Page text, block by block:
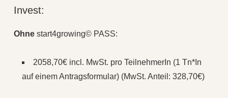
Invest:
Ohnestart4growing© PASS:
2058,70€ incl. MwSt. pro TeilnehmerIn (1 Tn*In
auf einem Antragsformular) (MwSt. Anteil: 328,70€)